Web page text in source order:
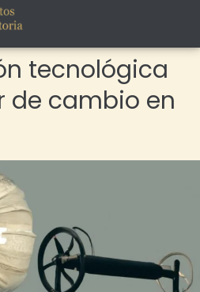
tecnológica
de cambio en